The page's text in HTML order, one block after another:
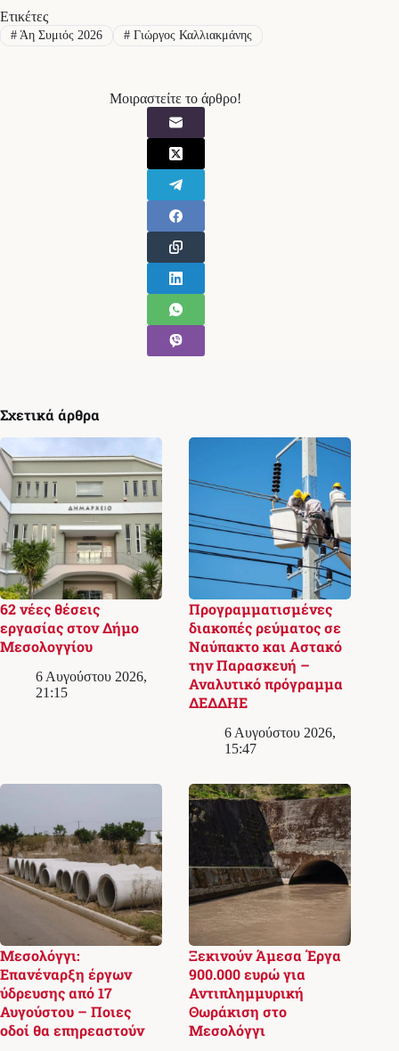
Ετικέτες
#Άη Συμιός 2026 #Γιώργος Καλλιακμάνης
Μοιραστείτε το άρθρο!
Σχετικά άρθρα
62 νέες θέσεις
εργασίας στον Δήμο
Μεσολογγίου
6 Αυγούστου 2026,
21:15
Προγραμματισμένες
διακοπές ρεύματος σε
Ναύπακτο και Αστακό
την Παρασκευή –
Αναλυτικό πρόγραμμα
ΔΕΔΔΗΕ
6 Αυγούστου 2026,
15:47
Μεσολόγγι:
Επανέναρξη έργων
ύδρευσης από 17
Αυγούστου – Ποιες
οδοί θα επηρεαστούν
Ξεκινούν Άμεσα Έργα
900.000 ευρώ για
Αντιπλημμυρική
Θωράκιση στο
Μεσολόγγι